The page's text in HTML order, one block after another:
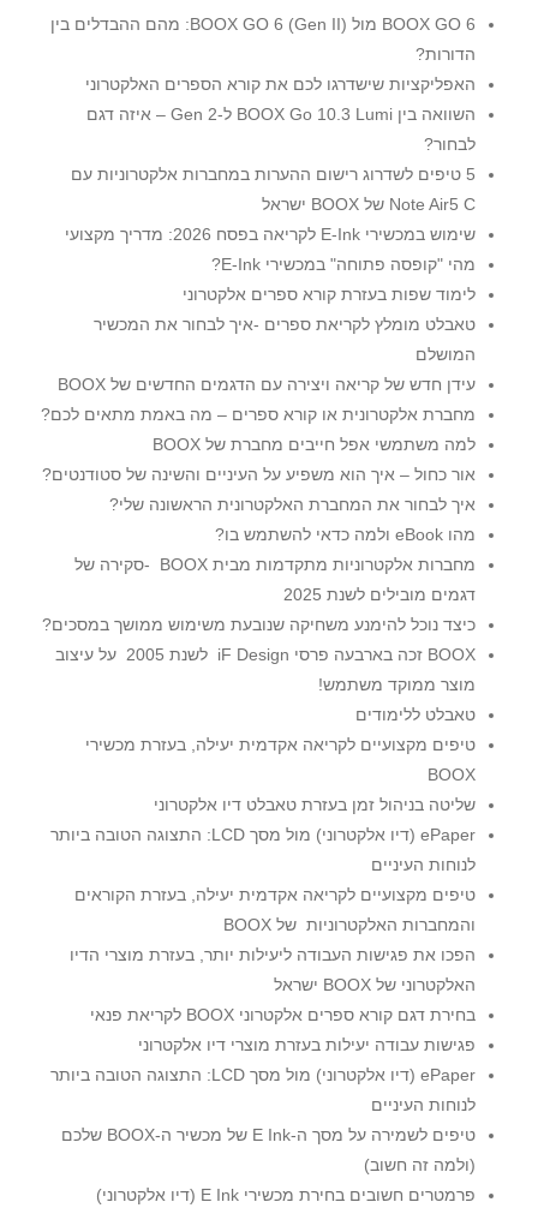
BOOX GO 6 מול BOOX GO 6 (Gen II): מהם ההבדלים בין
הדורות?
האפליקציות שישדרגו לכם את קורא הספרים האלקטרוני
השוואה בין BOOX Go 10.3 Lumi ל-Gen 2 – איזה דגם
לבחור?
5 טיפים לשדרוג רישום ההערות במחברות אלקטרוניות עם
Note Air5 C של BOOX ישראל
שימוש במכשירי E-Ink לקריאה בפסח 2026: מדריך מקצועי
מהי "קופסה פתוחה" במכשירי E‑Ink?
לימוד שפות בעזרת קורא ספרים אלקטרוני
טאבלט מומלץ לקריאת ספרים -איך לבחור את המכשיר
המושלם
עידן חדש של קריאה ויצירה עם הדגמים החדשים של BOOX
מחברת אלקטרונית או קורא ספרים – מה באמת מתאים לכם?
למה משתמשי אפל חייבים מחברת של BOOX
אור כחול – איך הוא משפיע על העיניים והשינה של סטודנטים?
איך לבחור את המחברת האלקטרונית הראשונה שלי?
מהו eBook ולמה כדאי להשתמש בו?
מחברות אלקטרוניות מתקדמות מבית BOOX -סקירה של
דגמים מובילים לשנת 2025
כיצד נוכל להימנע משחיקה שנובעת משימוש ממושך במסכים?
BOOX זכה בארבעה פרסי iF Design לשנת 2005 על עיצוב
מוצר ממוקד משתמש!
טאבלט ללימודים
טיפים מקצועיים לקריאה אקדמית יעילה, בעזרת מכשירי
BOOX
שליטה בניהול זמן בעזרת טאבלט דיו אלקטרוני
ePaper (דיו אלקטרוני) מול מסך LCD: התצוגה הטובה ביותר
לנוחות העיניים
טיפים מקצועיים לקריאה אקדמית יעילה, בעזרת הקוראים
והמחברות האלקטרוניות של BOOX
הפכו את פגישות העבודה ליעילות יותר, בעזרת מוצרי הדיו
האלקטרוני של BOOX ישראל
בחירת דגם קורא ספרים אלקטרוני BOOX לקריאת פנאי
פגישות עבודה יעילות בעזרת מוצרי דיו אלקטרוני
ePaper (דיו אלקטרוני) מול מסך LCD: התצוגה הטובה ביותר
לנוחות העיניים
טיפים לשמירה על מסך ה-E Ink של מכשיר ה-BOOX שלכם
(ולמה זה חשוב)
פרמטרים חשובים בחירת מכשירי E Ink (דיו אלקטרוני)